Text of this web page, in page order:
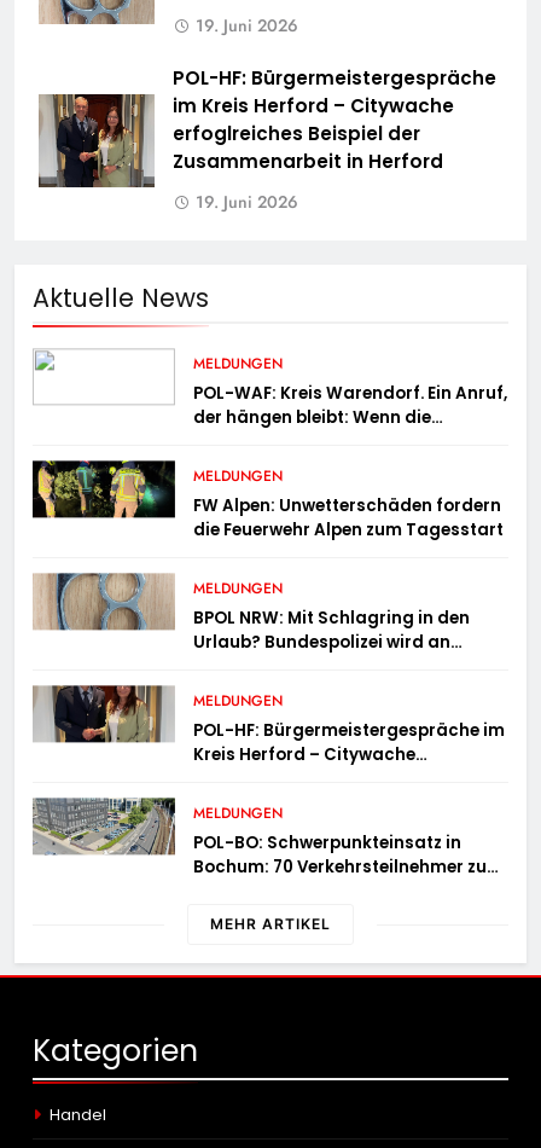
19. Juni 2026
POL-HF: Bürgermeistergespräche
im Kreis Herford – Citywache
erfoglreiches Beispiel der
Zusammenarbeit in Herford
19. Juni 2026
Aktuelle News
MELDUNGEN
POL-WAF: Kreis Warendorf. Ein Anruf,
der hängen bleibt: Wenn die
wieder einholt
MELDUNGEN
FW Alpen: Unwetterschäden fordern
die Feuerwehr Alpen zum Tagesstart
MELDUNGEN
BPOL NRW: Mit Schlagring in den
Urlaub? Bundespolizei wird an
MELDUNGEN
POL-HF: Bürgermeistergespräche im
Kreis Herford – Citywache
Zusammenarbeit in Herford
MELDUNGEN
POL-BO: Schwerpunkteinsatz in
Bochum: 70 Verkehrsteilnehmer zu
MEHR ARTIKEL
Kategorien
Handel